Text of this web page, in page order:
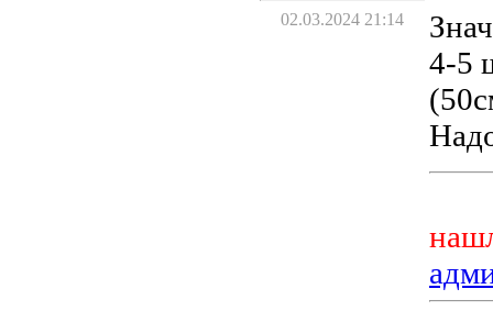
02.03.2024 21:14
4-5